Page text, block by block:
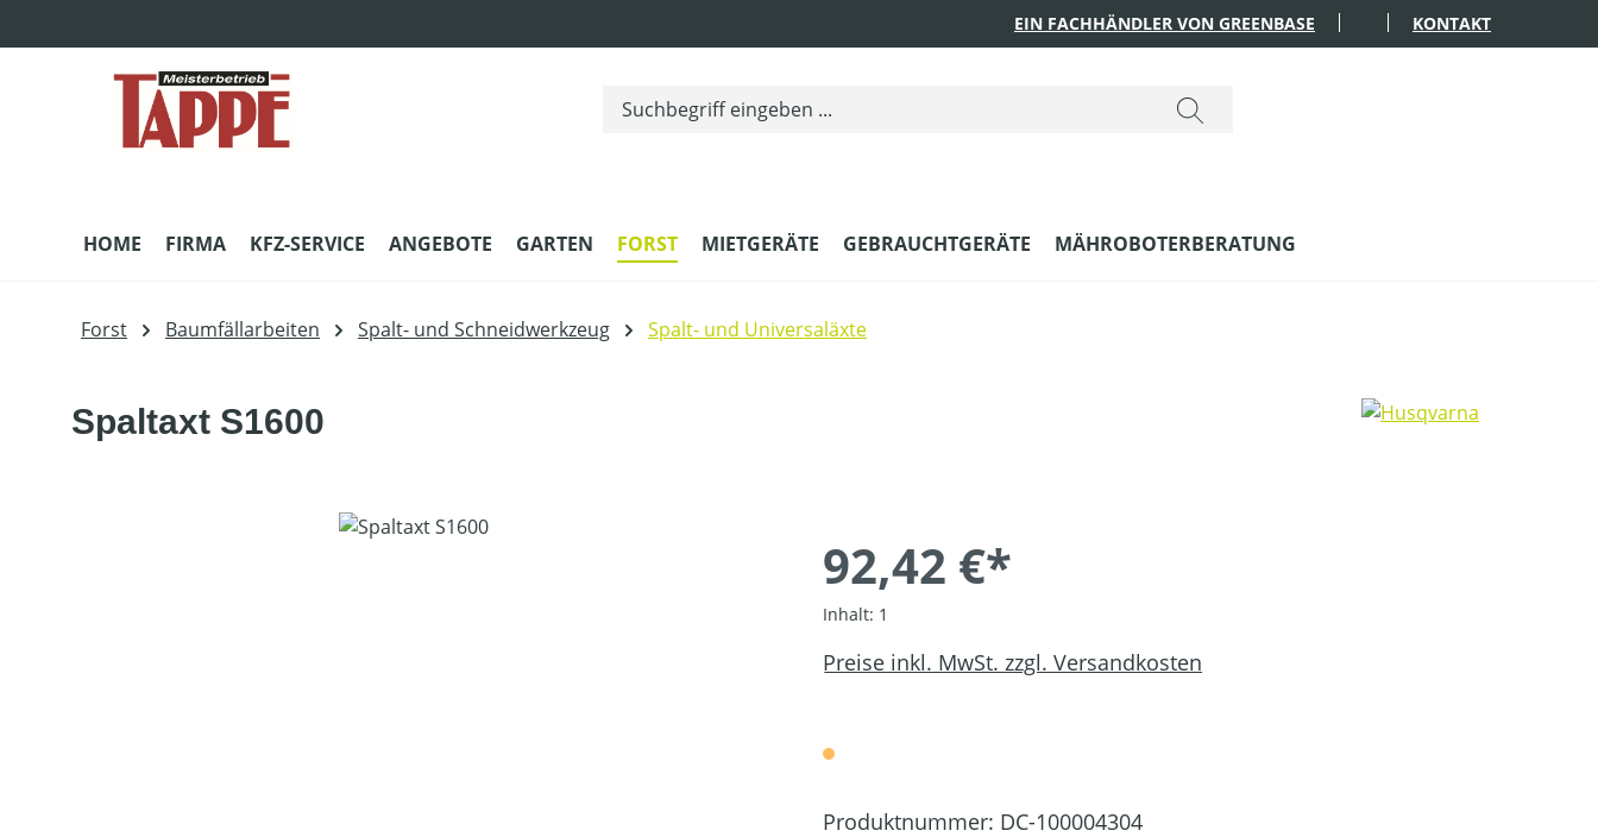
EIN FACHHÄNDLER VON GREENBASE KONTAKT
HOME FIRMA KFZ-SERVICE ANGEBOTE GARTEN FORST MIETGERÄTE GEBRAUCHTGERÄTE MÄHROBOTERBERATUNG
Forst Baumfällarbeiten Spalt- und Schneidwerkzeug Spalt- und Universaläxte
Spaltaxt S1600
92,42 €*
Inhalt: 1
Preise inkl. MwSt. zzgl. Versandkosten
Produktnummer: DC-100004304